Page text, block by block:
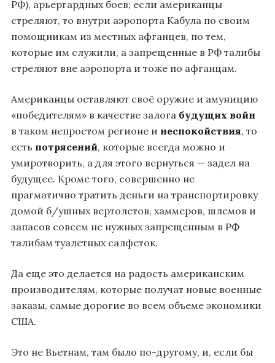
РФ), арьергардных боев; если американцы
стреляют, то внутри аэропорта Кабула по своим
помощникам из местных афганцев, по тем,
которые им служили, а запрещенные в РФ талибы
стреляют вне аэропорта и тоже по афганцам.
Американцы оставляют своё оружие и амуницию
«победителям» в качестве залога будущих войн
в таком непростом регионе и неспокойствия, то
есть потрясений, которые всегда можно и
умиротворить, а для этого вернуться — задел на
будущее. Кроме того, совершенно не
прагматично тратить деньги на транспортировку
домой б/ушных вертолетов, хаммеров, шлемов и
запасов совсем не нужных запрещенным в РФ
талибам туалетных салфеток.
Да еще это делается на радость американским
производителям, которые получат новые военные
заказы, самые дорогие во всем объеме экономики
США.
Это не Вьетнам, там было по-другому, и, если бы